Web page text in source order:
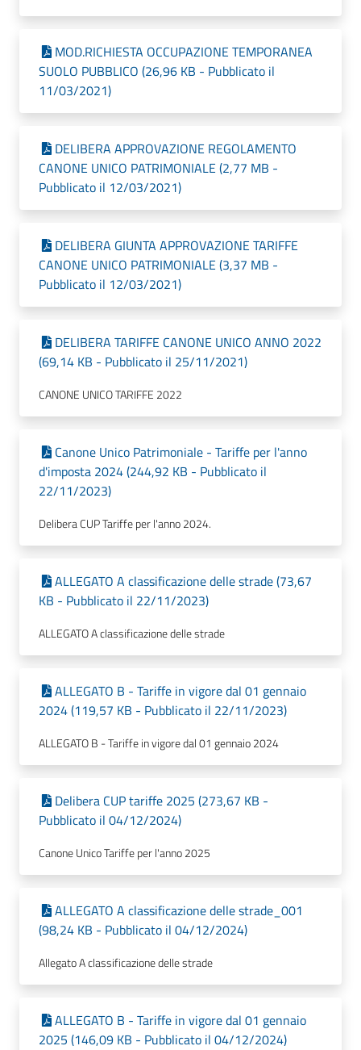
MOD.RICHIESTA OCCUPAZIONE TEMPORANEA
SUOLO PUBBLICO (26,96 KB - Pubblicato il
11/03/2021)
DELIBERA APPROVAZIONE REGOLAMENTO
CANONE UNICO PATRIMONIALE (2,77 MB -
Pubblicato il 12/03/2021)
DELIBERA GIUNTA APPROVAZIONE TARIFFE
CANONE UNICO PATRIMONIALE (3,37 MB -
Pubblicato il 12/03/2021)
DELIBERA TARIFFE CANONE UNICO ANNO 2022
(69,14 KB - Pubblicato il 25/11/2021)
CANONE UNICO TARIFFE 2022
Canone Unico Patrimoniale - Tariffe per l'anno
d'imposta 2024 (244,92 KB - Pubblicato il
22/11/2023)
Delibera CUP Tariffe per l'anno 2024.
ALLEGATO A classificazione delle strade (73,67
KB - Pubblicato il 22/11/2023)
ALLEGATO A classificazione delle strade
ALLEGATO B - Tariffe in vigore dal 01 gennaio
2024 (119,57 KB - Pubblicato il 22/11/2023)
ALLEGATO B - Tariffe in vigore dal 01 gennaio 2024
Delibera CUP tariffe 2025 (273,67 KB -
Pubblicato il 04/12/2024)
Canone Unico Tariffe per l'anno 2025
ALLEGATO A classificazione delle strade_001
(98,24 KB - Pubblicato il 04/12/2024)
Allegato A classificazione delle strade
ALLEGATO B - Tariffe in vigore dal 01 gennaio
2025 (146,09 KB - Pubblicato il 04/12/2024)